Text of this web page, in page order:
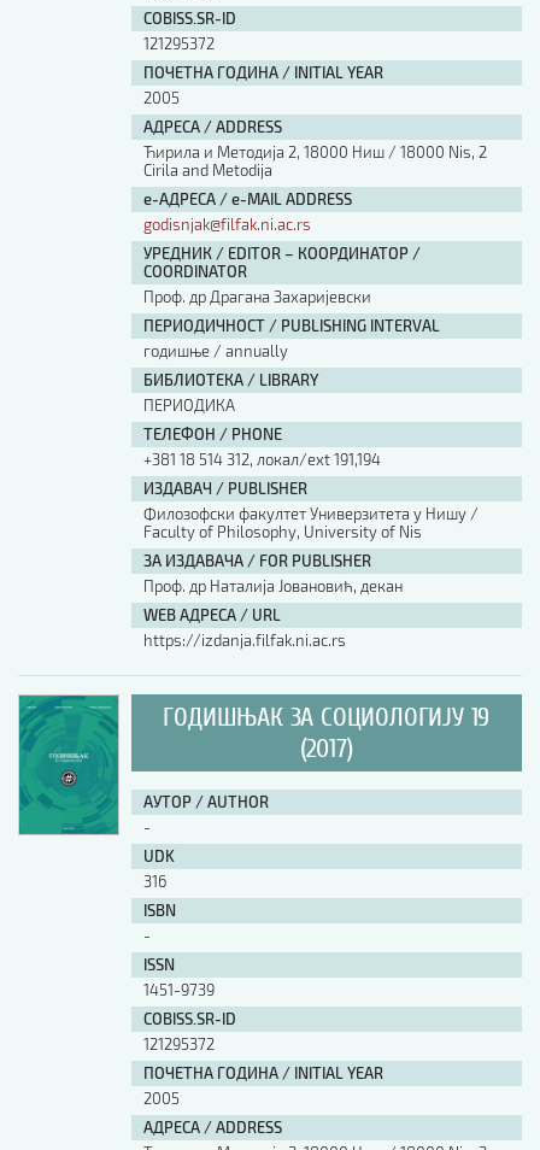
COBISS.SR-ID
121295372
ПОЧЕТНА ГОДИНА / INITIAL YEAR
2005
АДРЕСА / ADDRESS
Ћирила и Методија 2, 18000 Ниш / 18000 Nis, 2
Cirila and Metodija
е-АДРЕСА / e-MAIL ADDRESS
godisnjak@filfak.ni.ac.rs
УРЕДНИК / EDITOR – КООРДИНАТОР /
COORDINATOR
Проф. др Драгана Захаријевски
ПЕРИОДИЧНОСТ / PUBLISHING INTERVAL
годишње / annually
БИБЛИОТЕКА / LIBRARY
ПЕРИОДИКА
ТЕЛЕФОН / PHONE
+381 18 514 312, локал/ext 191,194
ИЗДАВАЧ / PUBLISHER
Филозофски факултет Универзитета у Нишу /
Faculty of Philosophy, University of Nis
ЗА ИЗДАВАЧА / FOR PUBLISHER
Проф. др Наталија Јовановић, декан
WEB АДРЕСА / URL
https://izdanja.filfak.ni.ac.rs
ГОДИШЊАК ЗА СОЦИОЛОГИЈУ 19
(2017)
АУТОР / AUTHOR
-
UDK
316
ISBN
-
ISSN
1451-9739
COBISS.SR-ID
121295372
ПОЧЕТНА ГОДИНА / INITIAL YEAR
2005
АДРЕСА / ADDRESS